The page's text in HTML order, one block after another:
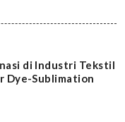
di Industri Tekstil
Dye-Sublimation